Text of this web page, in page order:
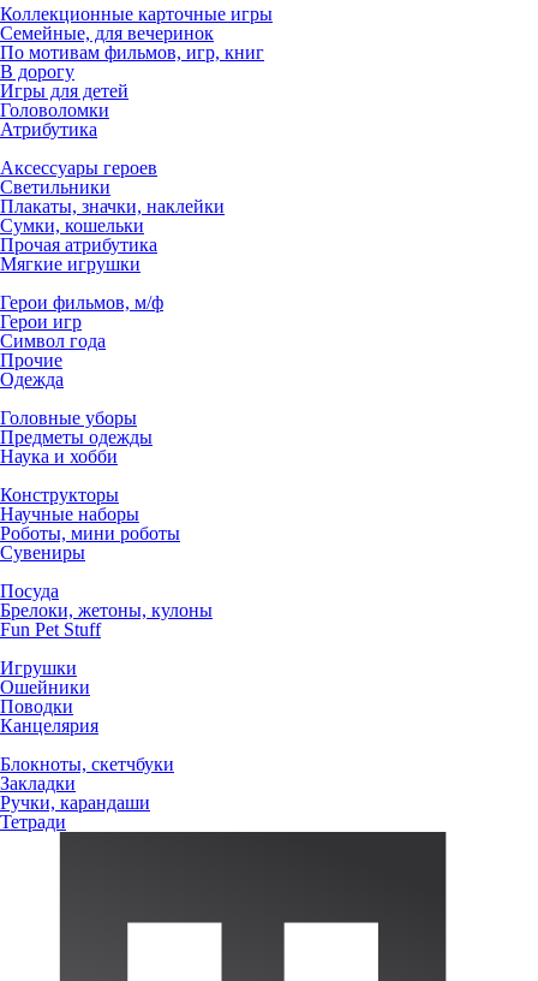
Коллекционные карточные игры
Семейные, для вечеринок
По мотивам фильмов, игр, книг
В дорогу
Игры для детей
Головоломки
Атрибутика
Аксессуары героев
Светильники
Плакаты, значки, наклейки
Сумки, кошельки
Прочая атрибутика
Мягкие игрушки
Герои фильмов, м/ф
Герои игр
Символ года
Прочие
Одежда
Головные уборы
Предметы одежды
Наука и хобби
Конструкторы
Научные наборы
Роботы, мини роботы
Сувениры
Посуда
Брелоки, жетоны, кулоны
Fun Pet Stuff
Игрушки
Ошейники
Поводки
Канцелярия
Блокноты, скетчбуки
Закладки
Ручки, карандаши
Тетради